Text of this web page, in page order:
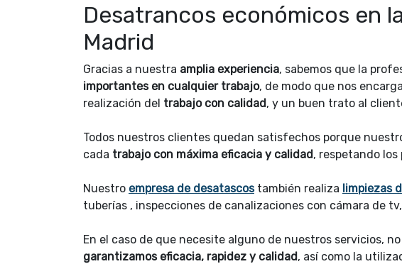
Desatrancos económicos en
Madrid
Gracias a nuestra amplia experiencia, sabemos que la
importantes en cualquier trabajo, de modo que nos
realización del trabajo con calidad, y un buen trato al
Todos nuestros clientes quedan satisfechos porque
cada trabajo con máxima eficacia y calidad, respetando
Nuestro empresa de desatascostambién realiza limpiezas
tuberías , inspecciones de canalizaciones con cámara de
En el caso de que necesite alguno de nuestros servicios,
garantizamos eficacia, rapidez y calidad, así como la